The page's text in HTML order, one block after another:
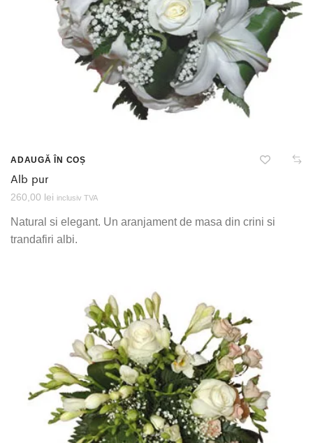
ADAUGĂ ÎN COȘ
Alb pur
260,00 lei inclusiv TVA
Natural si elegant. Un aranjament de masa din crini si
trandafiri albi.